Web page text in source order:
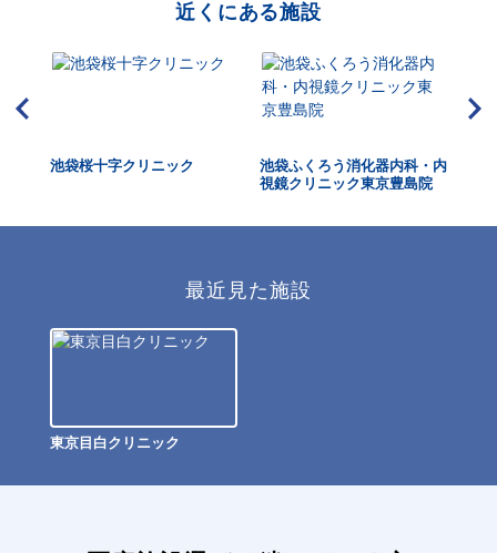
近くにある施設
池袋桜十字クリニック
池袋ふくろう消化器内科・内
視鏡クリニック東京豊島院
最近見た施設
東京目白クリニック